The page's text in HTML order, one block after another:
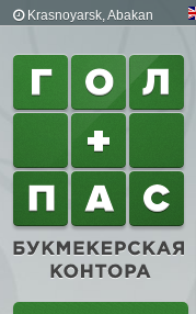
Krasnoyarsk, Abakan
(MSK+4)